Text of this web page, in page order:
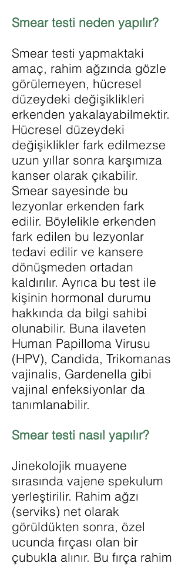
Smear testi neden yapılır?
Smear testi yapmaktaki
amaç, rahim ağzında gözle
görülemeyen, hücresel
düzeydeki değişiklikleri
erkenden yakalayabilmektir.
Hücresel düzeydeki
değişiklikler fark edilmezse
uzun yıllar sonra karşımıza
kanser olarak çıkabilir.
Smear sayesinde bu
lezyonlar erkenden fark
edilir. Böylelikle erkenden
fark edilen bu lezyonlar
tedavi edilir ve kansere
dönüşmeden ortadan
kaldırılır. Ayrıca bu test ile
kişinin hormonal durumu
hakkında da bilgi sahibi
olunabilir. Buna ilaveten
Human Papilloma Virusu
(HPV), Candida, Trikomanas
vajinalis, Gardenella gibi
vajinal enfeksiyonlar da
tanımlanabilir.
Smear testi nasıl yapılır?
Jinekolojik muayene
sırasında vajene spekulum
yerleştirilir. Rahim ağzı
(serviks) net olarak
görüldükten sonra, özel
ucunda fırçası olan bir
çubukla alınır. Bu fırça rahim